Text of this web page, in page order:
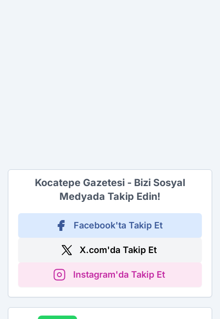
Kocatepe Gazetesi - Bizi Sosyal
Medyada Takip Edin!
Facebook'ta Takip Et
X.com'da Takip Et
Instagram'da Takip Et